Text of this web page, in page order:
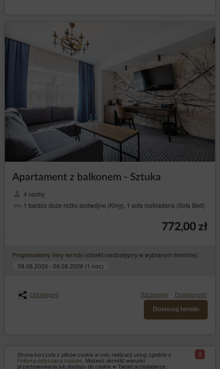
Apartament z balkonem - Sztuka
4 osoby
1 bardzo duże łóżko podwójne (King), 1 sofa rozkładana (Sofa Bed)
772,00 zł
Proponowany inny termin (obiekt niedostępny w wybranym terminie):
08.08.2026 - 09.08.2026 (1 noc)
Udostępnij Szczegóły Dostępność
Dostosuj termin
Strona korzysta z plików cookie w celu realizacji usług zgodnie z
Polityką dotyczącą cookies . Możesz określić warunki
przechowywania lub dostępu do cookie w Twojej przeglądarce.
X